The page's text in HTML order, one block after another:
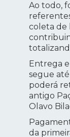
Ao todo,
coleta de
Entrega
segue
poderá
antigo
Olavo
da